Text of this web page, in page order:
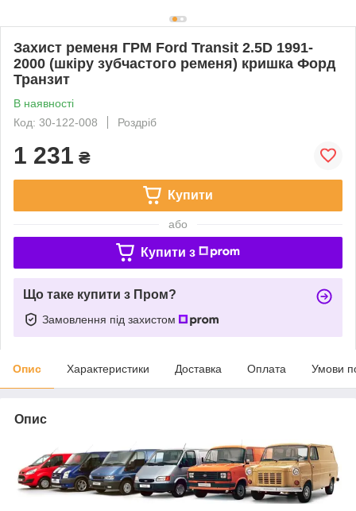
Захист ременя ГРМ Ford Transit 2.5D 1991-
2000 (шкіру зубчастого ременя) кришка Форд
Транзит
В наявності
Код: 30-122-008
Роздріб
1 231 ₴
Купити
або
Купити з
Що таке купити з Пром?
Замовлення під захистом
Опис Характеристики Доставка Оплата Умови
Опис